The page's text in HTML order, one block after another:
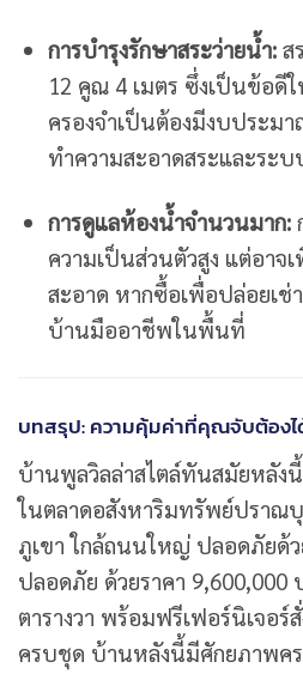
การบำรุงรักษาสระว่ายน้ำ:ส
12 คูณ 4 เมตร ซึ่งเป็นข้อดี
ครองจำเป็นต้องมีงบประมา
ทำความสะอาดสระและระ
การดูแลห้องน้ำจำนวนมาก:
ความเป็นส่วนตัวสูง แต่อาจ
สะอาด หากซื้อเพื่อปล่อยเช่
บ้านมืออาชีพในพื้นที่
บทสรุป: ความคุ้มค่าที่คุณจับต้อง
บ้านพูลวิลล่าสไตล์ทันสมัยหลัง
ในตลาดอสังหาริมทรัพย์ปราณบุ
ภูเขา ใกล้ถนนใหญ่ ปลอดภัยด้
ปลอดภัย ด้วยราคา
ตารางวา พร้อมฟรีเฟอร์นิเจอร์
ครบชุด บ้านหลังนี้มีศักยภาพค